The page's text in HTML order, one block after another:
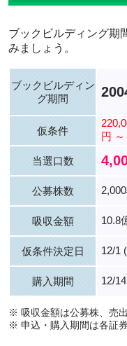
ブックビルディング期
みましょう。
ブックビルディン
グ期間
仮条件
円 ～
当選口数
公募株数
吸収金額 10.8
仮条件決定日 12/1
購入期間 12/
※ 吸収金額は公募株、売
※ 申込・購入期間は各証